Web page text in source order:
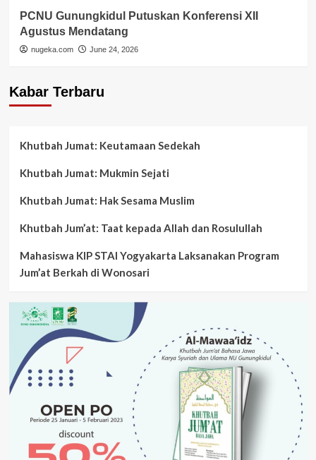
PCNU Gunungkidul Putuskan Konferensi XII
Agustus Mendatang
nugeka.com June 24, 2026
Kabar Terbaru
Khutbah Jumat: Keutamaan Sedekah
Khutbah Jumat: Mukmin Sejati
Khutbah Jumat: Hak Sesama Muslim
Khutbah Jum’at: Taat kepada Allah dan Rosulullah
Mahasiswa KIP STAI Yogyakarta Laksanakan Program
Jum’at Berkah di Wonosari